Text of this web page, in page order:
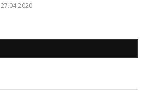
27.04.2020